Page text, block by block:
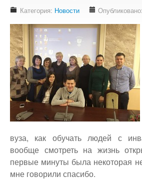
Доступность - что это?
Наш аудит доступности
Подтверждение доступности
Наши проекты
Our projects
Публичная отетность
Our public reporting
Публикации
Контакты
Our contact
Категория: Новости
вуза, как обучать людей с
вообще смотреть на жизнь
первые минуты была некоторая
мне говорили спасибо.